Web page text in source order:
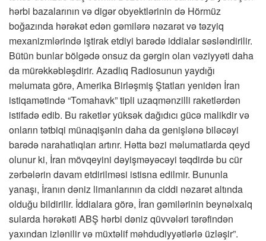
hərbi bazalarının və digər obyektlərinin də Hörmüz
boğazında hərəkət edən gəmilərə nəzarət və təzyiq
mexanizmlərində iştirak etdiyi barədə iddialar səsləndirilir.
Bütün bunlar bölgədə onsuz da gərgin olan vəziyyəti daha
da mürəkkəbləşdirir. Azadlıq Radiosunun yaydığı
məlumata görə, Amerika Birləşmiş Ştatları yenidən İran
istiqamətində “Tomahavk” tipli uzaqmənzilli raketlərdən
istifadə edib. Bu raketlər yüksək dağıdıcı gücə malikdir və
onların tətbiqi münaqişənin daha da genişlənə biləcəyi
barədə narahatlıqları artırır. Hətta bəzi məlumatlarda qeyd
olunur ki, İran mövqeyini dəyişməyəcəyi təqdirdə bu cür
zərbələrin davam etdirilməsi istisna edilmir. Bununla
yanaşı, İranın dəniz limanlarının da ciddi nəzarət altında
olduğu bildirilir. İddialara görə, İran gəmilərinin beynəlxalq
sularda hərəkəti ABŞ hərbi dəniz qüvvələri tərəfindən
yaxından izlənilir və müxtəlif məhdudiyyətlərlə üzləşir”.